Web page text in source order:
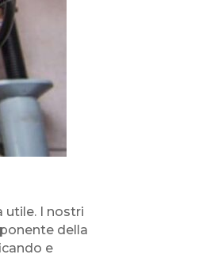
utile. I nostri
della
e